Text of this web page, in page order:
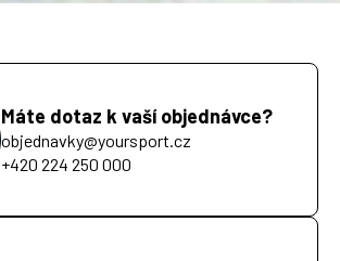
Máte dotaz k vaší objednávce?
objednavky@yoursport.cz
+420 224 250 000